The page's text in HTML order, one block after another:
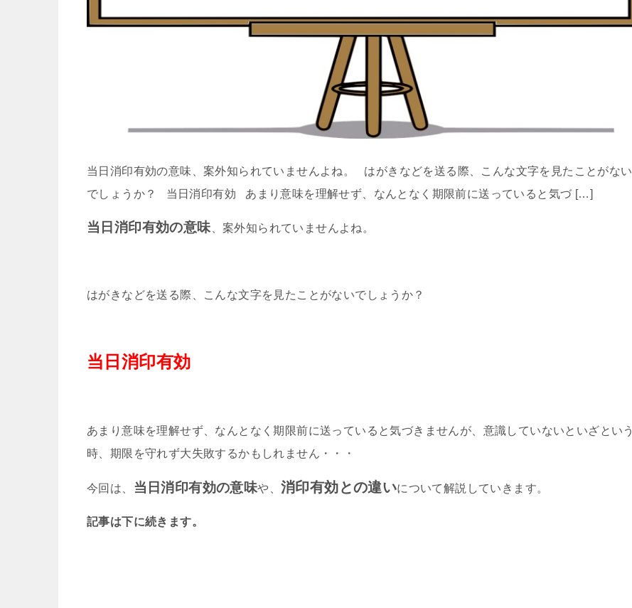
当日消印有効の意味、案外知られていませんよね。 はがきなどを送る際、こんな文字を見たことがない
でしょうか？ 当日消印有効 あまり意味を理解せず、なんとなく期限前に送っていると気づ […]
当日消印有効の意味 、案外知られていませんよね。
はがきなどを送る際、こんな文字を見たことがないでしょうか？
当日消印有効
あまり意味を理解せず、なんとなく期限前に送っていると気づきませんが、意識していないといざという
時、期限を守れず大失敗するかもしれません・・・
今回は、 当日消印有効の意味や、消印有効との違いについて解説していきます。
記事は下に続きます。